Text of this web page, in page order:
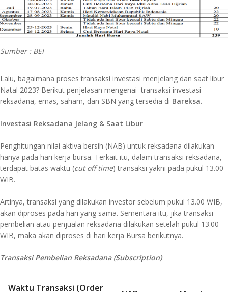
Sumber : BEI
Lalu, bagaimana proses transaksi investasi menjelang dan saat libur
Natal 2023? Berikut penjelasan mengenai transaksi investasi
reksadana, emas, saham, dan SBN yang tersedia di Bareksa.
Investasi Reksadana Jelang & Saat Libur
Penghitungan nilai aktiva bersih (NAB) untuk reksadana dilakukan
hanya pada hari kerja bursa. Terkait itu, dalam transaksi reksadana,
terdapat batas waktu (cut off time) transaksi yakni pada pukul 13.00
WIB.
Artinya, transaksi yang dilakukan investor sebelum pukul 13.00 WIB,
akan diproses pada hari yang sama. Sementara itu, jika transaksi
pembelian atau penjualan reksadana dilakukan setelah pukul 13.00
WIB, maka akan diproses di hari kerja Bursa berikutnya.
Transaksi Pembelian Reksadana (Subscription)
Waktu Transaksi (Order